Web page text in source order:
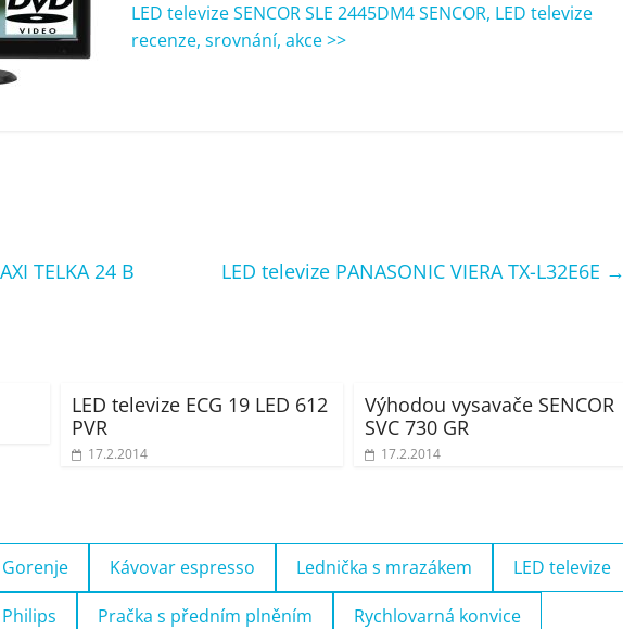
LED televize SENCOR SLE 2445DM4 SENCOR, LED televize
recenze, srovnání, akce >>
TELKA 24 B LED televize PANASONIC VIERA TX-L32E6E →
LED televize ECG 19 LED 612
PVR
17.2.2014
Výhodou vysavače SENCOR
SVC 730 GR
17.2.2014
Gorenje Kávovar espresso Lednička s mrazákem LED televize
Philips Pračka s předním plněním Rychlovarná konvice